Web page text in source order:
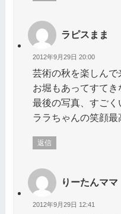
ラピスまま
2012年9月29日 20:00
芸術の秋を楽しんで
お堀もあってすてき
最後の写真、すごく
ララちゃんの笑顔最
返信
りーたんママ
2012年9月29日 12:41